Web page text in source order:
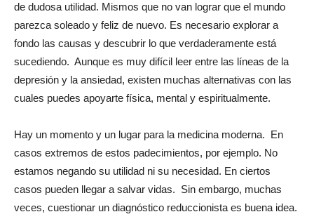
de dudosa utilidad. Mismos que no van lograr que el mundo
parezca soleado y feliz de nuevo. Es necesario explorar a
fondo las causas y descubrir lo que verdaderamente está
sucediendo. Aunque es muy difícil leer entre las líneas de la
depresión y la ansiedad, existen muchas alternativas con las
cuales puedes apoyarte física, mental y espiritualmente.
Hay un momento y un lugar para la medicina moderna. En
casos extremos de estos padecimientos, por ejemplo. No
estamos negando su utilidad ni su necesidad. En ciertos
casos pueden llegar a salvar vidas. Sin embargo, muchas
veces, cuestionar un diagnóstico reduccionista es buena idea.